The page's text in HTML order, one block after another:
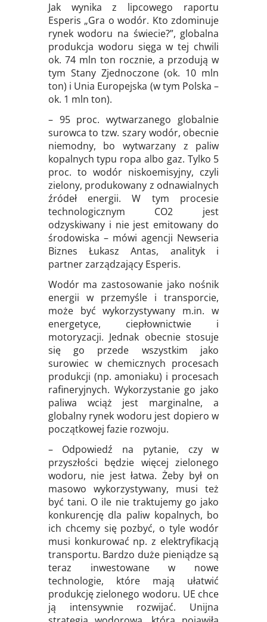
Jak wynika z lipcowego raportu
Esperis „Gra o wodór. Kto zdominuje
rynek wodoru na świecie?”, globalna
produkcja wodoru sięga w tej chwili
ok. 74 mln ton rocznie, a przodują w
tym Stany Zjednoczone (ok. 10 mln
ton) i Unia Europejska (w tym Polska –
ok. 1 mln ton).
– 95 proc. wytwarzanego globalnie
surowca to tzw. szary wodór, obecnie
niemodny, bo wytwarzany z paliw
kopalnych typu ropa albo gaz. Tylko 5
proc. to wodór niskoemisyjny, czyli
zielony, produkowany z odnawialnych
źródeł energii. W tym procesie
technologicznym CO2 jest
odzyskiwany i nie jest emitowany do
środowiska – mówi agencji Newseria
Biznes Łukasz Antas, analityk i
partner zarządzający Esperis.
Wodór ma zastosowanie jako nośnik
energii w przemyśle i transporcie,
może być wykorzystywany m.in. w
energetyce, ciepłownictwie i
motoryzacji. Jednak obecnie stosuje
się go przede wszystkim jako
surowiec w chemicznych procesach
produkcji (np. amoniaku) i procesach
rafineryjnych. Wykorzystanie go jako
paliwa wciąż jest marginalne, a
globalny rynek wodoru jest dopiero w
początkowej fazie rozwoju.
– Odpowiedź na pytanie, czy w
przyszłości będzie więcej zielonego
wodoru, nie jest łatwa. Żeby był on
masowo wykorzystywany, musi też
być tani. O ile nie traktujemy go jako
konkurencję dla paliw kopalnych, bo
ich chcemy się pozbyć, o tyle wodór
musi konkurować np. z elektryfikacją
transportu. Bardzo duże pieniądze są
teraz inwestowane w nowe
technologie, które mają ułatwić
produkcję zielonego wodoru. UE chce
ją intensywnie rozwijać. Unijna